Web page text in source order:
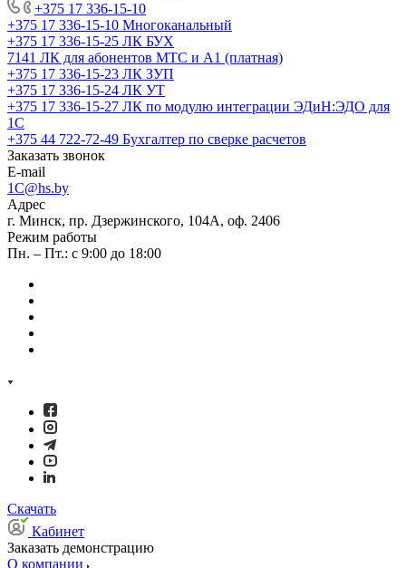
+375 17 336-15-10
+375 17 336-15-10 Многоканальный
+375 17 336-15-25 ЛК БУХ
7141 ЛК для абонентов МТС и А1 (платная)
+375 17 336-15-23 ЛК ЗУП
+375 17 336-15-24 ЛК УТ
+375 17 336-15-27 ЛК по модулю интеграции ЭДиН:ЭДО для
1С
+375 44 722-72-49 Бухгалтер по сверке расчетов
Заказать звонок
E-mail
1C@hs.by
Адрес
г. Минск, пр. Дзержинского, 104А, оф. 2406
Режим работы
Пн. – Пт.: с 9:00 до 18:00
Скачать
Кабинет
Заказать демонстрацию
О компании